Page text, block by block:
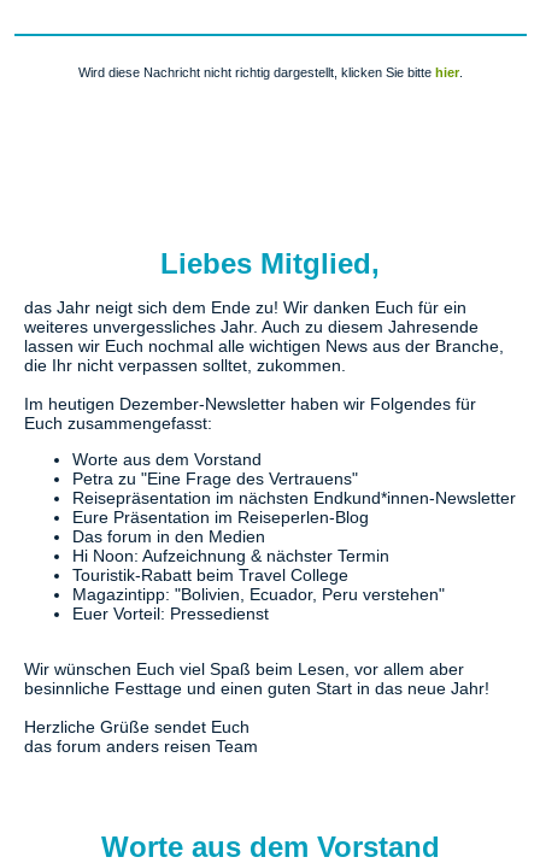
Wird diese Nachricht nicht richtig dargestellt, klicken Sie bitte hier.
Liebes Mitglied,
das Jahr neigt sich dem Ende zu! Wir danken Euch für ein
weiteres unvergessliches Jahr. Auch zu diesem Jahresende
lassen wir Euch nochmal alle wichtigen News aus der Branche,
die Ihr nicht verpassen solltet, zukommen.
Im heutigen Dezember-Newsletter haben wir Folgendes für
Euch zusammengefasst:
Worte aus dem Vorstand
Petra zu "Eine Frage des Vertrauens"
Reisepräsentation im nächsten Endkund*innen-Newsletter
Eure Präsentation im Reiseperlen-Blog
Das forum in den Medien
Hi Noon: Aufzeichnung & nächster Termin
Touristik-Rabatt beim Travel College
Magazintipp: "Bolivien, Ecuador, Peru verstehen"
Euer Vorteil: Pressedienst
Wir wünschen Euch viel Spaß beim Lesen, vor allem aber
besinnliche Festtage und einen guten Start in das neue Jahr!
Herzliche Grüße sendet Euch
das forum anders reisen Team
Worte aus dem Vorstand